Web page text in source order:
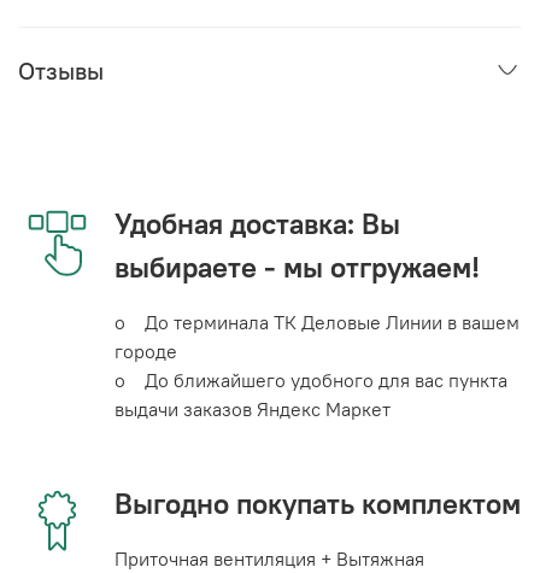
Отзывы
Удобная доставка: Вы
выбираете - мы отгружаем!
o До терминала ТК Деловые Линии в вашем
городе
o До ближайшего удобного для вас пункта
выдачи заказов Яндекс Маркет
Выгодно покупать комплектом
Приточная вентиляция + Вытяжная